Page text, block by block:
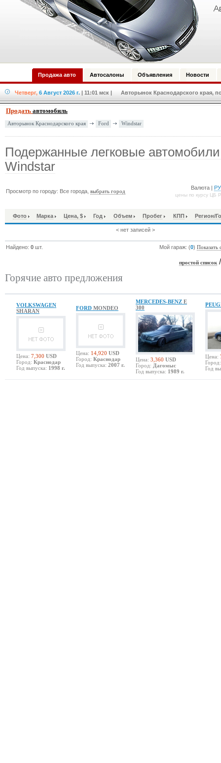
Продажа авто Автосалоны Объявления Новости
Четверг, 6 Август 2026 г. | 11:01 мск | Авторынок Краснодарского края,
Продать автомобиль
Авторынок Краснодарского края Ford Windstar
Подержанные легковые
Windstar
Просмотр по городу: Все города,выбрать город
Валюта |
цены по курсу ЦБ
Фото Марка Цена, $ Год Объем Пробег КПП Регион/
< нет записей >
Найдено:0 шт. Мой гараж: (0)Показать
простой список
Горячие авто предложения
VOLKSWAGEN
SHARAN
Цена: 7,300 USD
Город: Краснодар
Год выпуска: 1998 г.
FORD MONDEO
Цена: 14,920 USD
Город: Краснодар
Год выпуска: 2007 г.
MERCEDES-BENZ E
300
Цена: 3,360 USD
Город: Дагомыс
Год выпуска: 1989 г.
Цена:
Город:
Год